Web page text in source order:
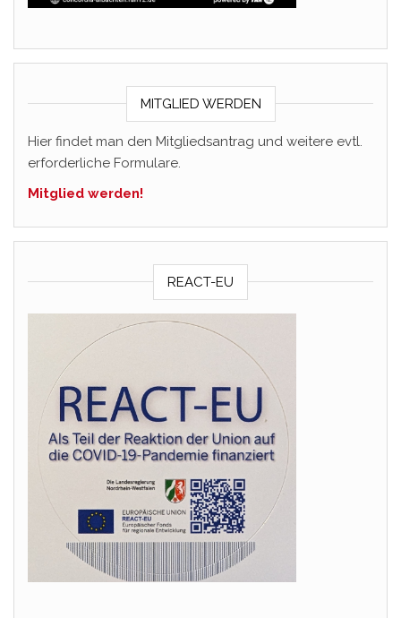
MITGLIED WERDEN
Hier findet man den Mitgliedsantrag und weitere evtl.
erforderliche Formulare.
Mitglied werden!
REACT-EU